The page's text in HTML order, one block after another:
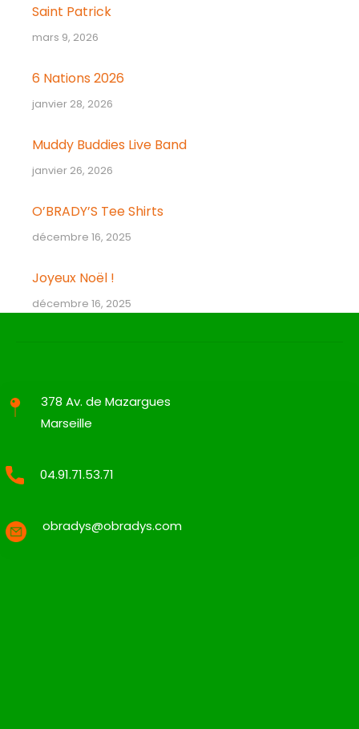
Saint Patrick
mars 9, 2026
6 Nations 2026
janvier 28, 2026
Muddy Buddies Live Band
janvier 26, 2026
O’BRADY’S Tee Shirts
décembre 16, 2025
Joyeux Noël !
décembre 16, 2025
378 Av. de Mazargues
Marseille
04.91.71.53.71
obradys@obradys.com